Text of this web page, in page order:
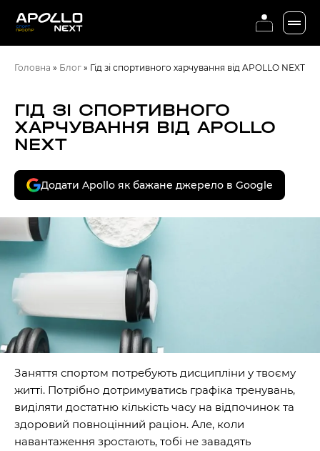
Головна » Блог » Гід зі спортивного харчування від APOLLO NEXT
ГІД ЗІ СПОРТИВНОГО
ХАРЧУВАННЯ ВІД APOLLO
NEXT
Додати Apollo як бажане джерело в Google
Заняття спортом потребують дисципліни у твоєму
житті. Потрібно дотримуватись графіка тренувань,
виділяти достатню кількість часу на відпочинок та
здоровий повноцінний раціон. Але, коли
навантаження зростають, тобі не завадять